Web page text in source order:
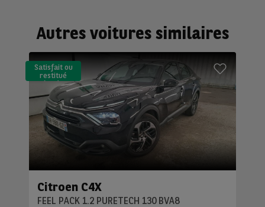
Autres voitures similaires
Satisfait ou
restitué
(LLD)*
Citroen C4X
FEEL PACK 1.2 PURETECH 130 BVA8